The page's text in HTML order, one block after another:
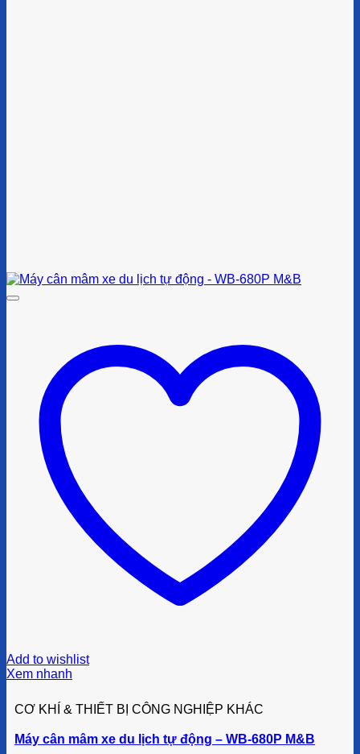
Add to wishlist
Xem nhanh
CƠ KHÍ & THIẾT BỊ CÔNG NGHIỆP KHÁC
Máy cân mâm xe du lịch tự động – WB-680P M&B